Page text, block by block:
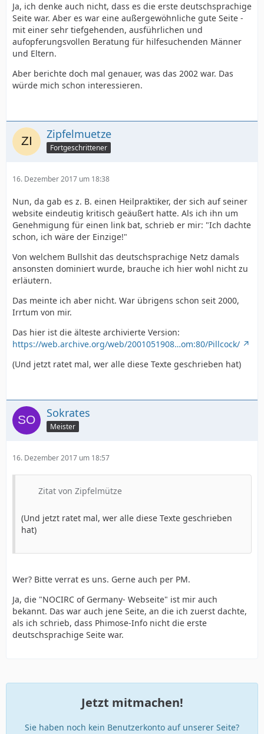
Ja, ich denke auch nicht, dass es die erste deutschsprachige
Seite war. Aber es war eine außergewöhnliche gute Seite -
mit einer sehr tiefgehenden, ausführlichen und
aufopferungsvollen Beratung für hilfesuchenden Männer
und Eltern.
Aber berichte doch mal genauer, was das 2002 war. Das
würde mich schon interessieren.
Zipfelmuetze
Fortgeschrittener
16. Dezember 2017 um 18:38
Nun, da gab es z. B. einen Heilpraktiker, der sich auf seiner
website eindeutig kritisch geäußert hatte. Als ich ihn um
Genehmigung für einen link bat, schrieb er mir: "Ich dachte
schon, ich wäre der Einzige!"
Von welchem Bullshit das deutschsprachige Netz damals
ansonsten dominiert wurde, brauche ich hier wohl nicht zu
erläutern.
Das meinte ich aber nicht. War übrigens schon seit 2000,
Irrtum von mir.
Das hier ist die älteste archivierte Version:
https://web.archive.org/web/2001051908…om:80/Pillcock/
(Und jetzt ratet mal, wer alle diese Texte geschrieben hat)
Sokrates
Meister
16. Dezember 2017 um 18:57
Zitat von Zipfelmütze
(Und jetzt ratet mal, wer alle diese Texte geschrieben
hat)
Wer? Bitte verrat es uns. Gerne auch per PM.
Ja, die "NOCIRC of Germany- Webseite" ist mir auch
bekannt. Das war auch jene Seite, an die ich zuerst dachte,
als ich schrieb, dass Phimose-Info nicht die erste
deutschsprachige Seite war.
Jetzt mitmachen!
Sie haben noch kein Benutzerkonto auf unserer Seite?